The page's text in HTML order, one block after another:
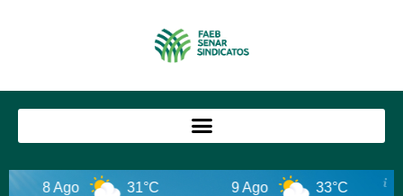
8 Ago 31°C 9 Ago 33°C